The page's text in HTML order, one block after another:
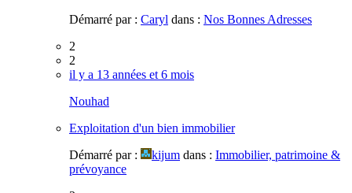
Démarré par : Caryl dans : Nos Bonnes Adresses
2
2
il y a 13 années et 6 mois
Nouhad
Exploitation d'un bien immobilier
Démarré par :
kijum dans : Immobilier, patrimoine &
prévoyance